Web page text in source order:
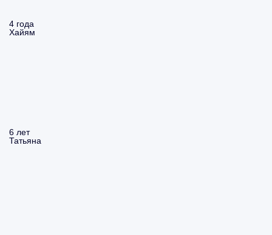
4 года
Хайям
6 лет
Татьяна